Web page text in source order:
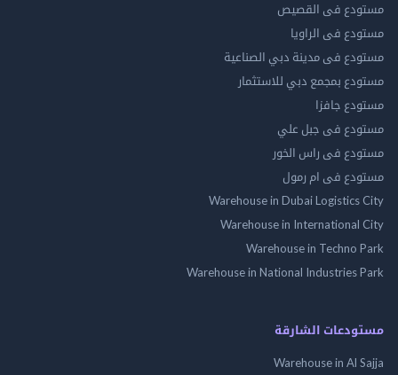
مستودع فى القصيص
مستودع فى الراويا
مستودع فى مدينة دبي الصناعية
مستودع بمجمع دبي للاستثمار
مستودع جافزا
مستودع فى جبل علي
مستودع فى راس الخور
مستودع فى ام رمول
Warehouse in Dubai Logistics City
Warehouse in International City
Warehouse in Techno Park
Warehouse in National Industries Park
مستودعات الشارقة
Warehouse in Al Sajja